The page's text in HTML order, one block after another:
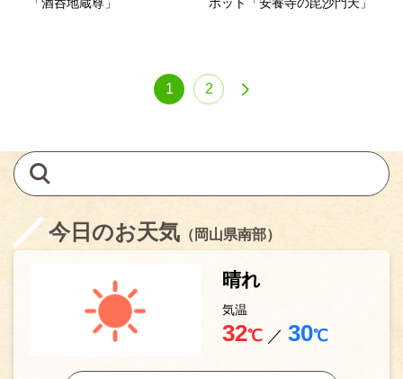
1 2
今日のお天気 （岡山県南部）
晴れ
気温
32℃ ／ 30℃